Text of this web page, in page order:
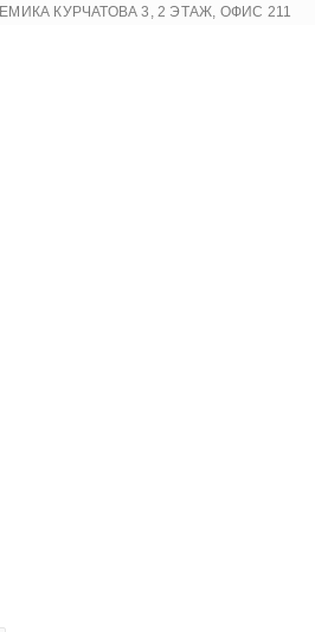
КУРЧАТОВА 3, 2 ЭТАЖ, ОФИС 211